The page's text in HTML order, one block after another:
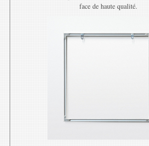
face de haute qualité.